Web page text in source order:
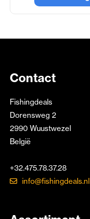
Contact
Fishingdeals
Dorensweg 2
2990 Wuustwezel
België
+32.475.78.37.28
info@fishingdeals.nl